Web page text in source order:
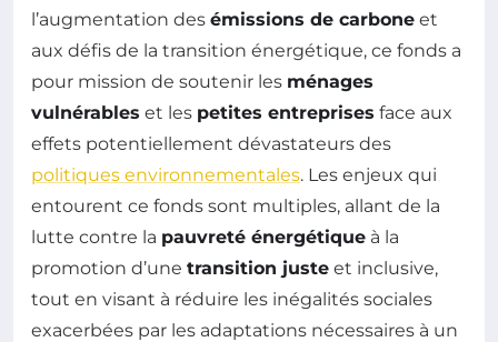
l’augmentation des émissions de carbone et
aux défis de la transition énergétique, ce fonds a
pour mission de soutenir les ménages
vulnérables et les petites entreprises face aux
effets potentiellement dévastateurs des
politiques environnementales. Les enjeux qui
entourent ce fonds sont multiples, allant de la
lutte contre la pauvreté énergétique à la
promotion d’une transition juste et inclusive,
tout en visant à réduire les inégalités sociales
exacerbées par les adaptations nécessaires à un